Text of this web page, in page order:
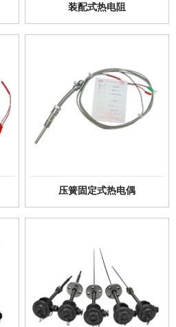
装配式热电阻
压簧固定式热电偶